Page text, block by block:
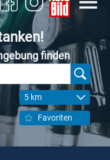
finden
5 km
Favoriten